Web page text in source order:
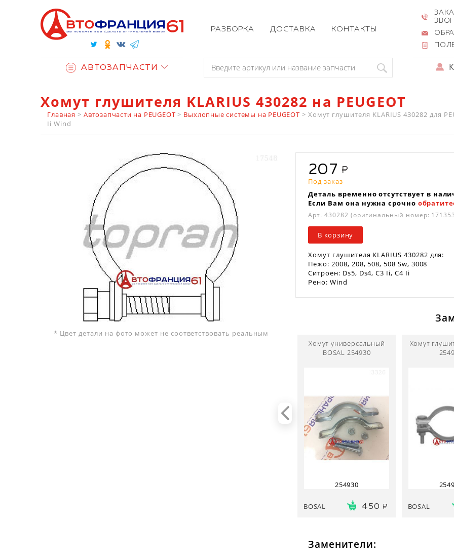
РАЗБОРКА ДОСТАВКА КОНТАКТЫ
АВТОЗАПЧАСТИ
Хомут глушителя KLARIUS 430282 на PEUGEOT
Главная > Автозапчасти на PEUGEOT > Выхлопные системы на PEUGEOT > Хомут глушителя KLARIUS 430282 для
Ii Wind
* Цвет детали на фото может не соответствовать реальным
207
Под заказ
Деталь временно отсутствует в
Если Вам она нужна срочно
Арт.430282 (оригинальный номер:
В корзину
Хомут глушителя KLARIUS 430282 для:
Пежо: 2008, 208, 508, 508 Sw, 3008
Ситроен: Ds5, Ds4, C3 Ii, C4 Ii
Рено: Wind
Хомут универсальный
BOSAL 254930
254930
BOSAL 450
Хомут
BOSAL
Заменители: